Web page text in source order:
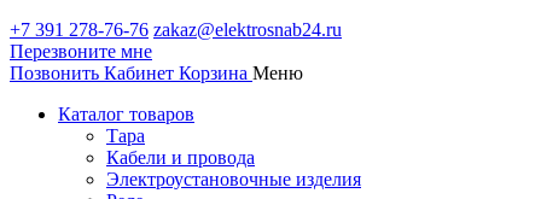
+7 391 278-76-76 zakaz@elektrosnab24.ru
Перезвоните мне
Позвонить Кабинет Корзина Меню
Каталог товаров
Тара
Кабели и провода
Электроустановочные изделия